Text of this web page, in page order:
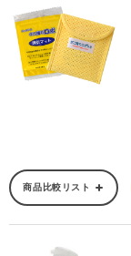
商品比較リスト